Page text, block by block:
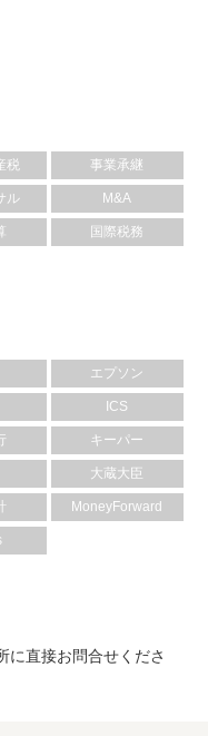
税 事業承継
ル M&A
国際税務
エプソン
ICS
キーパー
大蔵大臣
MoneyForward
直接お問合せくださ